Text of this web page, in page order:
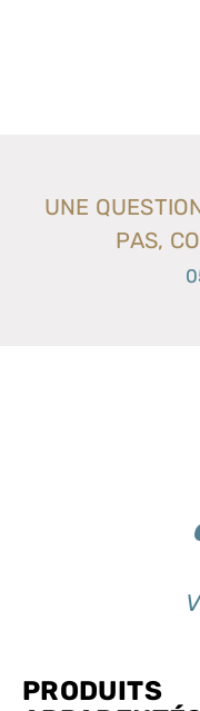
UNE
PAS,
PRODUITS